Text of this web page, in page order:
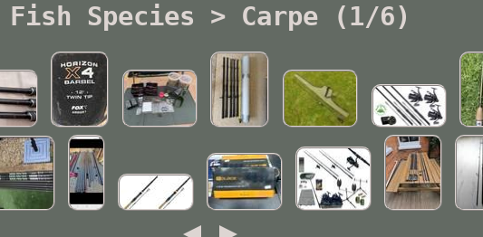
Fish Species > Carpe (1/6)